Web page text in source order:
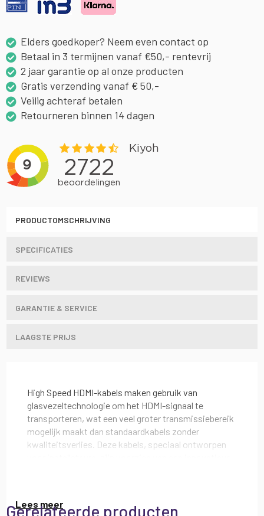
Elders goedkoper? Neem even contact op
Betaal in 3 termijnen vanaf €50,- rentevrij
2 jaar garantie op al onze producten
Gratis verzending vanaf € 50,-
Veilig achteraf betalen
Retourneren binnen 14 dagen
PRODUCTOMSCHRIJVING
SPECIFICATIES
REVIEWS
GARANTIE & SERVICE
LAAGSTE PRIJS
High Speed HDMI-kabels maken gebruik van
glasvezeltechnologie om het HDMI-signaal te
transporteren, wat een veel groter transmissiebereik
mogelijk maakt dan standaardkabels zonder
kwaliteitsverlies. Deze kabels, speciaal ontworpen
minder gaten hoeven te worden geboord.
Lees meer
Gerelateerde producten